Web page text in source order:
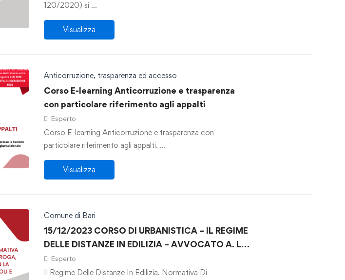
120/2020) si …
Visualizza
Anticorruzione, trasparenza ed accesso
Corso E-learning Anticorruzione e trasparenza
con particolare riferimento agli appalti
Esperto
Corso E-learning Anticorruzione e trasparenza con
particolare riferimento agli appalti. …
Visualizza
Comune di Bari
15/12/2023 CORSO DI URBANISTICA – IL REGIME
DELLE DISTANZE IN EDILIZIA – AVVOCATO A. L.
DERAMO
Esperto
Il Regime Delle Distanze In Edilizia. Normativa Di